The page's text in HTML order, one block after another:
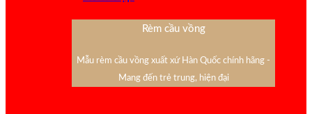
Rèm cầu vồng
Mẫu rèm cầu vồng xuất xứ Hàn Quốc chính hãng -
Mang đến trẻ trung, hiện đại